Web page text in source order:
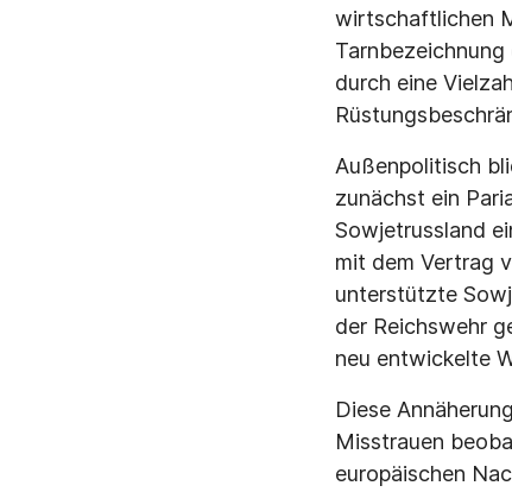
wirtschaftlichen
durch eine
Außenpolitisch
zunächst ein
Sowjetrussland
mit dem Vertrag
unterstützte
der Reichswehr
neu entwickelte
Diese
Misstrauen
europäischen